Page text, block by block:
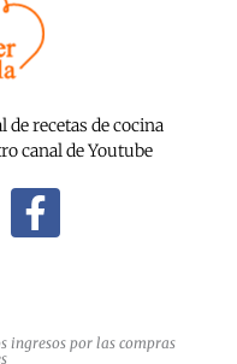
de recetas de cocina
canal de Youtube
F
a
b
ingresos por las compras